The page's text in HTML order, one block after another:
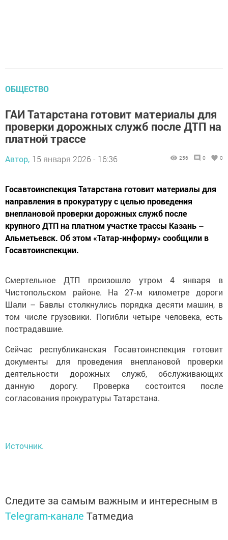
ОБЩЕСТВО
ГАИ Татарстана готовит материалы для
проверки дорожных служб после ДТП на
платной трассе
Автор, 15 января 2026 - 16:36 256 0 0
Госавтоинспекция Татарстана готовит материалы для
направления в прокуратуру с целью проведения
внеплановой проверки дорожных служб после
крупного ДТП на платном участке трассы Казань –
Альметьевск. Об этом «Татар-информу» сообщили в
Госавтоинспекции.
Смертельное ДТП произошло утром 4 января в
Чистопольском районе. На 27‑м километре дороги
Шали – Бавлы столкнулись порядка десяти машин, в
том числе грузовики. Погибли четыре человека, есть
пострадавшие.
Сейчас республиканская Госавтоинспекция готовит
документы для проведения внеплановой проверки
деятельности дорожных служб, обслуживающих
данную дорогу. Проверка состоится после
согласования прокуратуры Татарстана.
Источник.
Следите за самым важным и интересным в
Telegram-канале Татмедиа